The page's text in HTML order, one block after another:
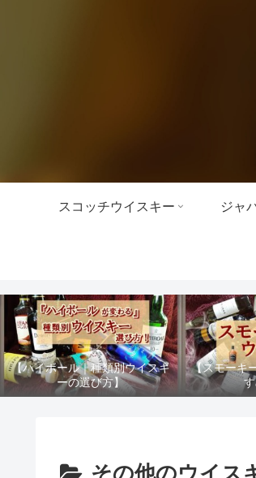
スコッチウイスキー ジャ
【ハイボール｜種類別ウイスキ
ーの選び方】
【スモーキ
その他のウイス